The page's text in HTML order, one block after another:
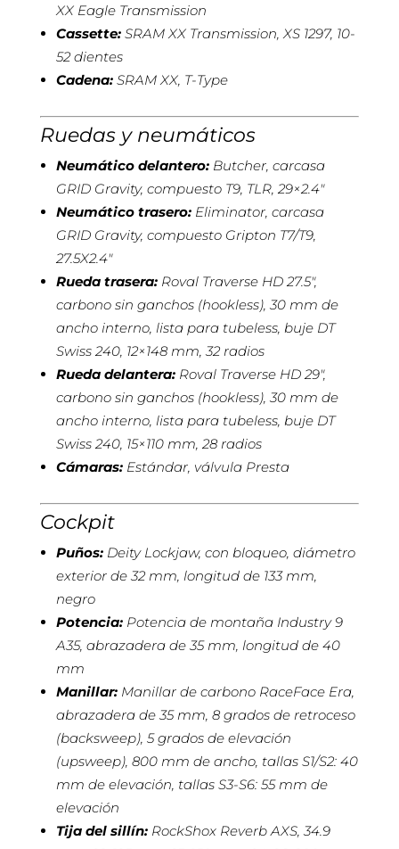
XX Eagle Transmission
Cassette:SRAM XX Transmission, XS 1297, 10-
52 dientes
Cadena:SRAM XX, T-Type
Ruedas y neumáticos
Neumático delantero:Butcher, carcasa
GRID Gravity, compuesto T9, TLR, 29×2.4″
Neumático trasero:Eliminator, carcasa
GRID Gravity, compuesto Gripton T7/T9,
27.5X2.4″
Rueda trasera:Roval Traverse HD 27.5″,
carbono sin ganchos (hookless), 30 mm de
ancho interno, lista para tubeless, buje DT
Swiss 240, 12×148 mm, 32 radios
Rueda delantera:Roval Traverse HD 29″,
carbono sin ganchos (hookless), 30 mm de
ancho interno, lista para tubeless, buje DT
Swiss 240, 15×110 mm, 28 radios
Cámaras:Estándar, válvula Presta
Cockpit
Puños:Deity Lockjaw, con bloqueo, diámetro
exterior de 32 mm, longitud de 133 mm,
negro
Potencia:Potencia de montaña Industry 9
A35, abrazadera de 35 mm, longitud de 40
mm
Manillar:Manillar de carbono RaceFace Era,
abrazadera de 35 mm, 8 grados de retroceso
(backsweep), 5 grados de elevación
(upsweep), 800 mm de ancho, tallas S1/S2: 40
mm de elevación, tallas S3-S6: 55 mm de
elevación
Tija del sillín:RockShox Reverb AXS, 34.9